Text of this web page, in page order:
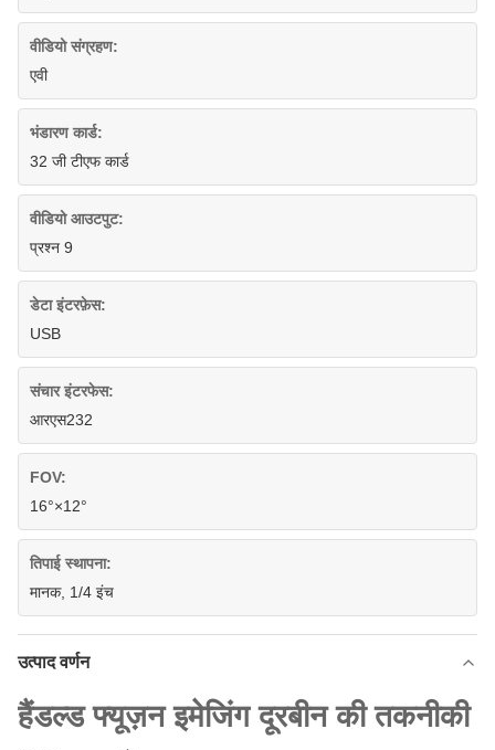
वीडियो संग्रहण:
एवी
भंडारण कार्ड:
32 जी टीएफ कार्ड
वीडियो आउटपुट:
प्रश्न 9
डेटा इंटरफ़ेस:
USB
संचार इंटरफेस:
आरएस232
FOV:
16°×12°
तिपाई स्थापना:
मानक, 1/4 इंच
उत्पाद वर्णन
हैंडल्ड फ्यूज़न इमेजिंग दूरबीन की तकनीकी